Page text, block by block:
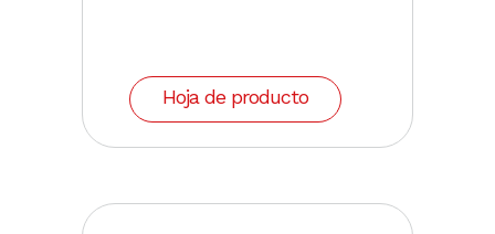
Hoja de producto